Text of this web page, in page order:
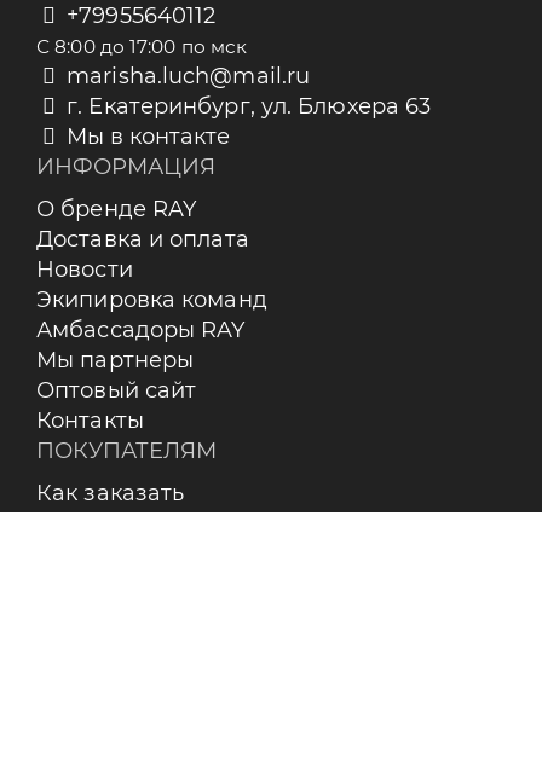
+79955640112
С 8:00 до 17:00 по мск
marisha.luch@mail.ru
г. Екатеринбург, ул. Блюхера 63
Мы в контакте
ИНФОРМАЦИЯ
О бренде RAY
Доставка и оплата
Новости
Экипировка команд
Амбассадоры RAY
Мы партнеры
Оптовый сайт
Контакты
ПОКУПАТЕЛЯМ
Как заказать